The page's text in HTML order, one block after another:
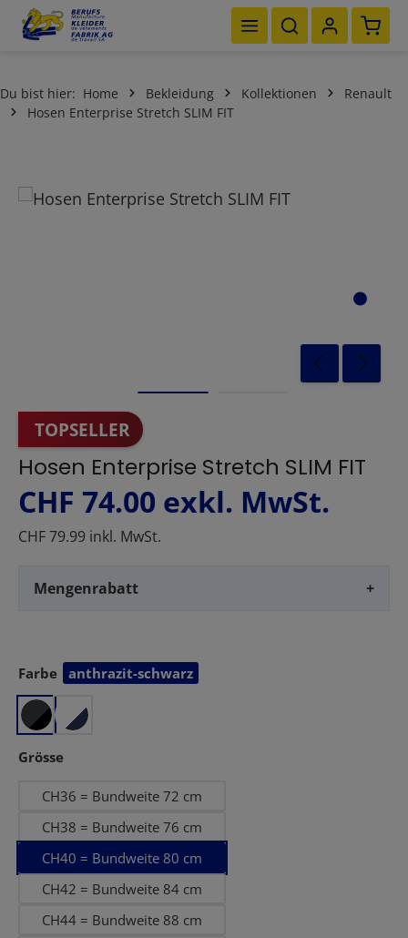
Zum Hauptinhalt springen
Du bist hier: Home Bekleidung Kollektionen
Renault
Hosen Enterprise Stretch SLIM FIT
Bildergalerie überspringen
TOPSELLER
Hosen Enterprise Stretch SLIM FIT
CHF 74.00 exkl. MwSt.
CHF 79.99 inkl. MwSt.
Mengenrabatt +
Farbe
auswählenanthrazit-schwarz
Grösse
CH36 = Bundweite 72 cm
CH38 = Bundweite 76 cm
CH40 = Bundweite 80 cm
CH42 = Bundweite 84 cm
CH44 = Bundweite 88 cm